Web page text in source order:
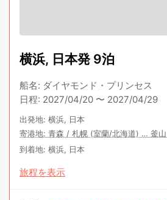
横浜, 日本発 9泊
船名: ダイヤモンド・プリンセス
日程: 2027/04/20 〜 2027/04/29
出発地: 横浜, 日本
寄港地: 青森 / 札幌 (室蘭/北海道) … 釜山
到着地: 横浜, 日本
旅程を表示